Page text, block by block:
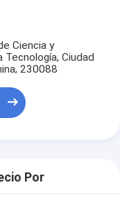
Ciencia y
Tecnología, Ciudad
230088
Por